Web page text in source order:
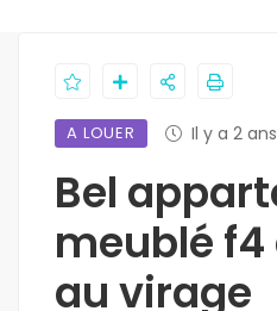
A LOUER Il y a 2 ans
Bel
meublé f4
au virage